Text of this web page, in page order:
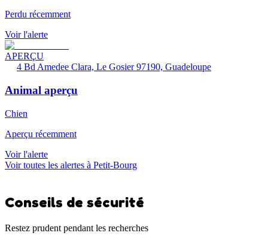
Perdu récemment
Voir l'alerte
APERÇU
4 Bd Amedee Clara, Le Gosier 97190, Guadeloupe
Animal aperçu
Chien
Aperçu récemment
Voir l'alerte
Voir toutes les alertes à Petit-Bourg
Conseils de sécurité
Restez prudent pendant les recherches